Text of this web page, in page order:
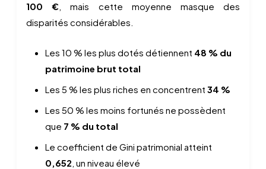
100 €, mais cette moyenne masque des
disparités considérables.
Les 10 % les plus dotés détiennent 48 % du
patrimoine brut total
Les 5 % les plus riches en concentrent 34 %
Les 50 % les moins fortunés ne possèdent
que 7 % du total
Le coefficient de Gini patrimonial atteint
0,652, un niveau élevé